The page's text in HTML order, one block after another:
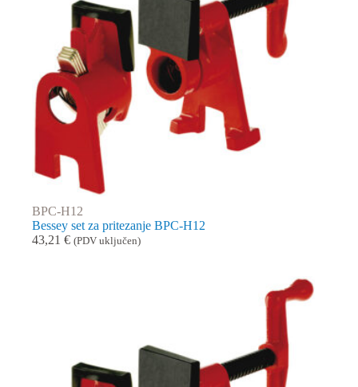
BPC-H12
Bessey set za pritezanje BPC-H12
43,21 € (PDV uključen)